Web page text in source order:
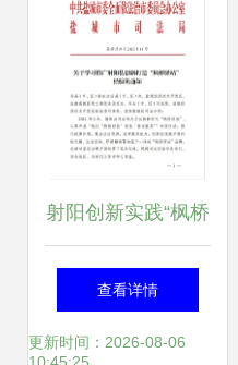
射阳创新实践“枫桥
经验”模式获盐城市
推广
查看详情
更新时间：2026-08-06